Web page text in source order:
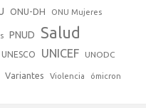
ONU-DH ONU Mujeres
PNUD Salud
UNESCO UNICEF UNODC
Variantes Violencia ómicron